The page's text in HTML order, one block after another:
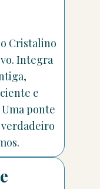
Cristalino
Integra
e
ponte